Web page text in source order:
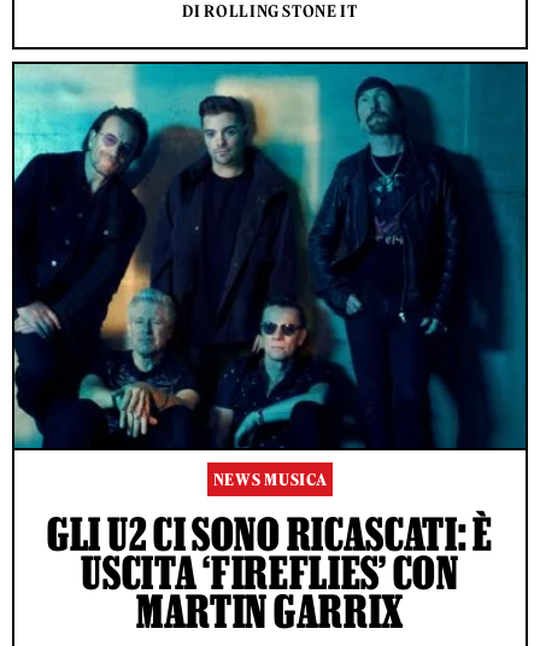
DI ROLLING STONE IT
NEWS MUSICA
GLI U2 CI SONO RICASCATI: È
USCITA ‘FIREFLIES’ CON
MARTIN GARRIX